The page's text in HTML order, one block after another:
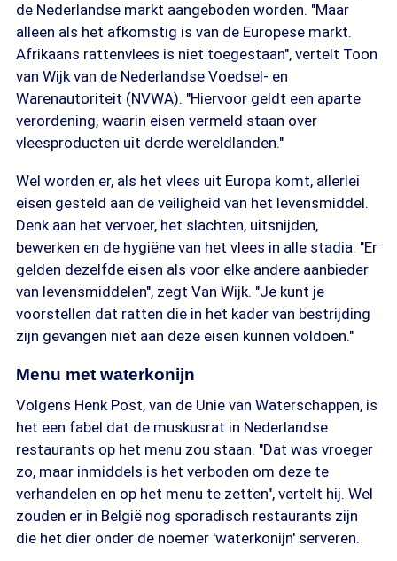
de Nederlandse markt aangeboden worden. "Maar
alleen als het afkomstig is van de Europese markt.
Afrikaans rattenvlees is niet toegestaan", vertelt Toon
van Wijk van de Nederlandse Voedsel- en
Warenautoriteit (NVWA). "Hiervoor geldt een aparte
verordening, waarin eisen vermeld staan over
vleesproducten uit derde wereldlanden."
Wel worden er, als het vlees uit Europa komt, allerlei
eisen gesteld aan de veiligheid van het levensmiddel.
Denk aan het vervoer, het slachten, uitsnijden,
bewerken en de hygiëne van het vlees in alle stadia. "Er
gelden dezelfde eisen als voor elke andere aanbieder
van levensmiddelen", zegt Van Wijk. "Je kunt je
voorstellen dat ratten die in het kader van bestrijding
zijn gevangen niet aan deze eisen kunnen voldoen."
Menu met waterkonijn
Volgens Henk Post, van de Unie van Waterschappen, is
het een fabel dat de muskusrat in Nederlandse
restaurants op het menu zou staan. "Dat was vroeger
zo, maar inmiddels is het verboden om deze te
verhandelen en op het menu te zetten", vertelt hij. Wel
zouden er in België nog sporadisch restaurants zijn
die het dier onder de noemer 'waterkonijn' serveren.